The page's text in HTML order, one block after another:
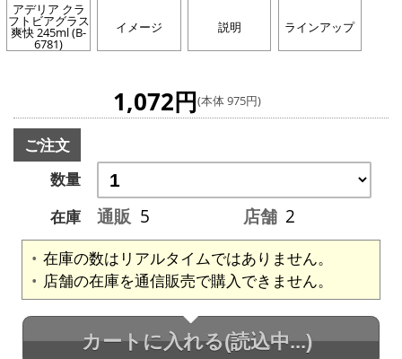
アデリア クラ
フトビアグラス
爽快 245ml (B-
6781)
イメージ 説明 ラインアップ
1,072円(本体 975円)
ご注文
数量
在庫
通販 5 店舗 2
在庫の数はリアルタイムではありません。
店舗の在庫を通信販売で購入できません。
カートに入れる(読込中...)